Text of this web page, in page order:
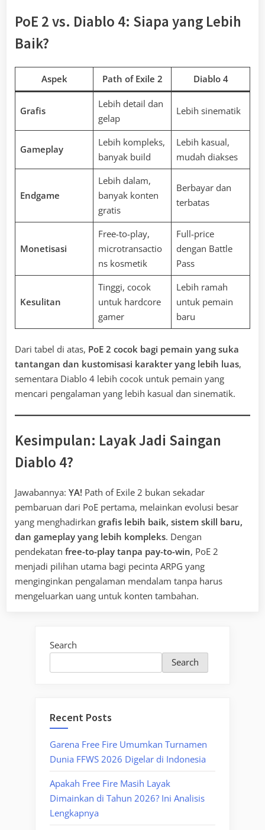
PoE 2 vs. Diablo 4: Siapa yang Lebih
Baik?
Aspek Path of Exile 2 Diablo 4
Grafis
Lebih detail dan
gelap
Lebih sinematik
Gameplay
Lebih kompleks,
banyak build
Lebih kasual,
mudah diakses
Endgame
Lebih dalam,
banyak konten
gratis
Berbayar dan
terbatas
Monetisasi
Free-to-play,
microtransactio
ns kosmetik
Full-price
dengan Battle
Pass
Kesulitan
Tinggi, cocok
untuk hardcore
gamer
Lebih ramah
untuk pemain
baru
Dari tabel di atas, PoE 2 cocok bagi pemain yang suka
tantangan dan kustomisasi karakter yang lebih luas,
sementara Diablo 4 lebih cocok untuk pemain yang
mencari pengalaman yang lebih kasual dan sinematik.
Kesimpulan: Layak Jadi Saingan
Diablo 4?
Jawabannya: YA! Path of Exile 2 bukan sekadar
pembaruan dari PoE pertama, melainkan evolusi besar
yang menghadirkan grafis lebih baik, sistem skill baru,
dan gameplay yang lebih kompleks. Dengan
pendekatan free-to-play tanpa pay-to-win, PoE 2
menjadi pilihan utama bagi pecinta ARPG yang
menginginkan pengalaman mendalam tanpa harus
mengeluarkan uang untuk konten tambahan.
Search
Search
Recent Posts
Garena Free Fire Umumkan Turnamen
Dunia FFWS 2026 Digelar di Indonesia
Apakah Free Fire Masih Layak
Dimainkan di Tahun 2026? Ini Analisis
Lengkapnya